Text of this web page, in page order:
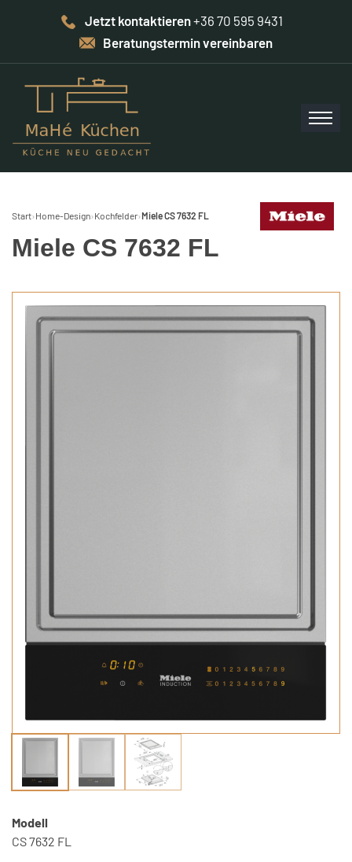
Jetzt kontaktieren+36 70 595 9431
Beratungstermin vereinbaren
Start› Home-Design› Kochfelder›Miele CS 7632 FL
Miele CS 7632 FL
Modell
CS 7632 FL